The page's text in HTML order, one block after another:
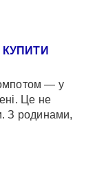
— у
Це не
З родинами,